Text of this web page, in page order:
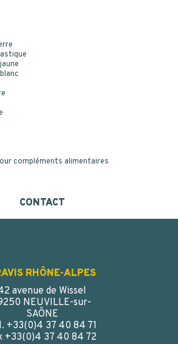
compléments alimentaires
CONTACT
RHÔNE-ALPES
avenue de Wissel
NEUVILLE-sur-
SAÔNE
+33(0)4 37 40 84 71
+33(0)4 37 40 84 72